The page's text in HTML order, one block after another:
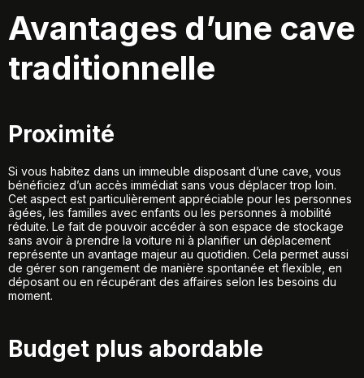
Avantages d’une cave
traditionnelle
Proximité
Si vous habitez dans un immeuble disposant d’une cave, vous
bénéficiez d’un accès immédiat sans vous déplacer trop loin.
Cet aspect est particulièrement appréciable pour les personnes
âgées, les familles avec enfants ou les personnes à mobilité
réduite. Le fait de pouvoir accéder à son espace de stockage
sans avoir à prendre la voiture ni à planifier un déplacement
représente un avantage majeur au quotidien. Cela permet aussi
de gérer son rangement de manière spontanée et flexible, en
déposant ou en récupérant des affaires selon les besoins du
moment.
Budget plus abordable